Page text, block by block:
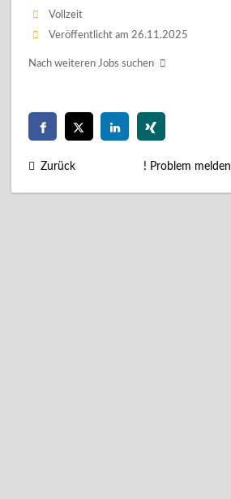
Vollzeit
Veröffentlicht am 26.11.2025
Nach weiteren Jobs suchen
Zurück ! Problem melden